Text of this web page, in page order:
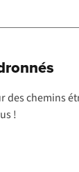
chemins
!